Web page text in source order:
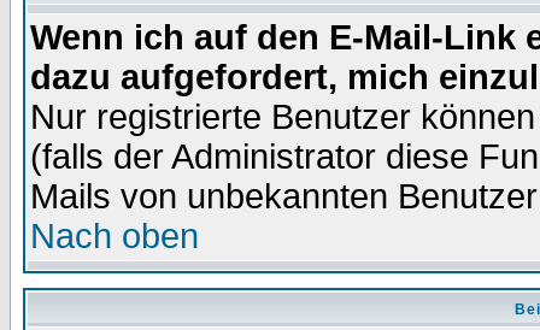
Wenn ich auf den E-Mail-Link
dazu aufgefordert, mich
Nur registrierte Benutzer
(falls der Administrator diese
Mails von unbekannten
Nach oben